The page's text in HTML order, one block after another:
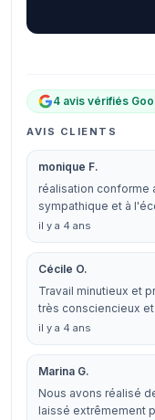
4 avis vérifiés
AVIS CLIENTS
monique F.
réalisation conforme
sympathique et à
il y a 4 ans
Cécile O.
Travail minutieux et
très consciencieux
il y a 4 ans
Marina G.
Nous avons réalisé
laissé extrêmement